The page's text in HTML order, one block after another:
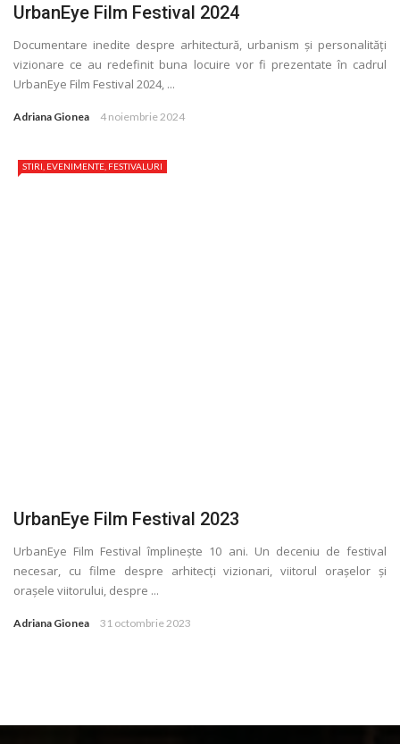
UrbanEye Film Festival 2024
Documentare inedite despre arhitectură, urbanism și personalităţi
vizionare ce au redefinit buna locuire vor fi prezentate în cadrul
UrbanEye Film Festival 2024, ...
Adriana Gionea 4 noiembrie 2024
STIRI, EVENIMENTE, FESTIVALURI
UrbanEye Film Festival 2023
UrbanEye Film Festival împlinește 10 ani. Un deceniu de festival
necesar, cu filme despre arhitecți vizionari, viitorul orașelor și
orașele viitorului, despre ...
Adriana Gionea 31 octombrie 2023